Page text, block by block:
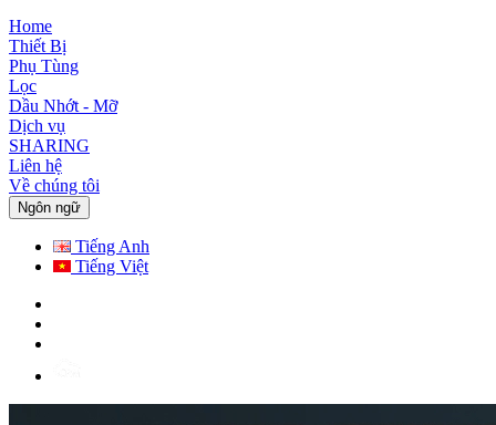
Home
Thiết Bị
Phụ Tùng
Lọc
Dầu Nhớt - Mỡ
Dịch vụ
SHARING
Liên hệ
Về chúng tôi
Ngôn ngữ
Tiếng Anh
Tiếng Việt